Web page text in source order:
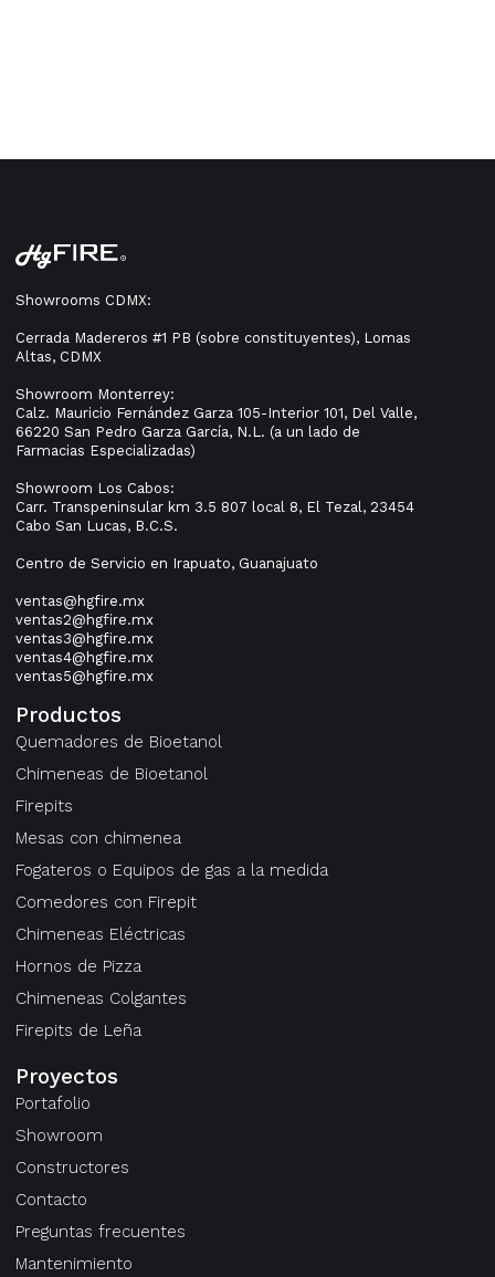
Showrooms CDMX:
Cerrada Madereros #1 PB (sobre constituyentes), Lomas
Altas, CDMX
Showroom Monterrey:
Calz. Mauricio Fernández Garza 105-Interior 101, Del Valle,
66220 San Pedro Garza García, N.L. (a un lado de
Farmacias Especializadas)
Showroom Los Cabos:
Carr. Transpeninsular km 3.5 807 local 8, El Tezal, 23454
Cabo San Lucas, B.C.S.
Centro de Servicio en Irapuato, Guanajuato
ventas@hgfire.mx
ventas2@hgfire.mx
ventas3@hgfire.mx
ventas4@hgfire.mx
ventas5@hgfire.mx
Productos
Quemadores de Bioetanol
Chimeneas de Bioetanol
Firepits
Mesas con chimenea
Fogateros o Equipos de gas a la medida
Comedores con Firepit
Chimeneas Eléctricas
Hornos de Pizza
Chimeneas Colgantes
Firepits de Leña
Proyectos
Portafolio
Showroom
Constructores
Contacto
Preguntas frecuentes
Mantenimiento